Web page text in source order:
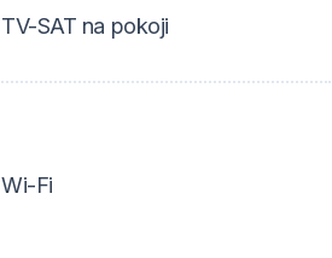
TV-SAT na pokoji
Wi-Fi